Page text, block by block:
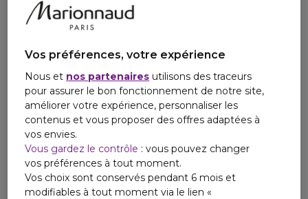
Vos préférences, votre expérience
Nous et nos partenaires utilisons des traceurs
pour assurer le bon fonctionnement de notre site,
améliorer votre expérience, personnaliser les
contenus et vous proposer des offres adaptées à
vos envies.
Vous gardez le contrôle : vous pouvez changer
vos préférences à tout moment.
Vos choix sont conservés pendant 6 mois et
modifiables à tout moment via le lien «